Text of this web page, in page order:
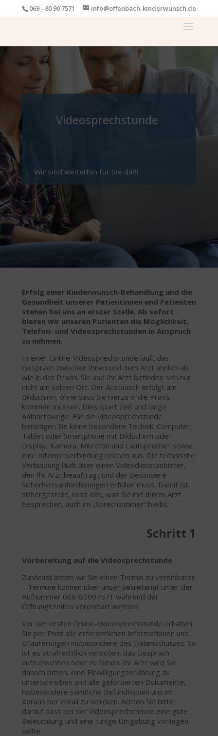
069 - 80 90 7571 info@offenbach-kinderwunsch.de
Videosprechstunde
Wir sind weiterhin für Sie da!!!
Erfolg einer Kinderwunsch-Behandlung und die
Gesundheit unserer Patientinnen und Patienten
stehen bei uns an erster Stelle. Ab sofort
bieten wir unseren Patienten die Möglichkeit,
Telefon- und Videosprechstunden in Anspruch
zu nehmen.
In einer Online-Videosprechstunde läuft das
Gespräch zwischen Ihnen und dem Arzt ähnlich ab
wie in der Praxis. Sie und Ihr Arzt befinden sich nur
nicht am selben Ort. Der Austausch erfolgt am
Bildschirm, ohne dass Sie hierzu in die Praxis
kommen müssen. Dies spart Zeit und lange
Anfahrtswege. Für die Videosprechstunde
benötigen Sie keine besondere Technik: Computer,
Tablet oder Smartphone mit Bildschirm oder
Display, Kamera, Mikrofon und Lautsprecher sowie
eine Internetverbindung reichen aus. Die technische
Verbindung läuft über einen Videodienstanbieter,
den Ihr Arzt beauftragt und der besondere
Sicherheitsanforderungen erfüllen muss. Damit ist
sichergestellt, dass das, was Sie mit Ihrem Arzt
besprechen, auch im „Sprechzimmer“ bleibt.
Schritt 1
Vorbereitung auf die Videosprechstunde
Zunächst bitten wir Sie einen Termin zu vereinbaren
– Termine können über unser Sekretariat unter der
Rufnummer 069-80907571 während der
Öffnungszeiten vereinbart werden.
Vor der ersten Online-Videosprechstunde erhalten
Sie per Post alle erforderlichen Informationen und
Erläuterungen insbesondere des Datenschutzes. So
ist es strafrechtlich verboten, das Gespräch
aufzuzeichnen oder zu filmen. Ihr Arzt wird Sie
danach bitten, eine Einwilligungserklärung zu
unterschreiben und alle geforderten Dokumente,
insbesondere sämtliche Befundkopien uns im
Voraus per email zu schicken. Achten Sie bitte
darauf dass bei der Videosprechstunde eine gute
Beleuchtung und eine ruhige Umgebung vorliegen
sollte.